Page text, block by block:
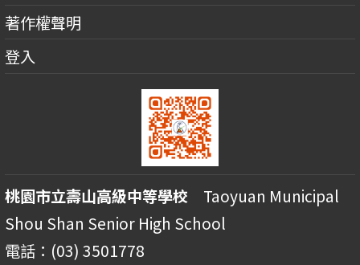
著作權聲明
登入
桃園市立壽山高級中等學校 Taoyuan Municipal
Shou Shan Senior High School
電話：(03) 3501778